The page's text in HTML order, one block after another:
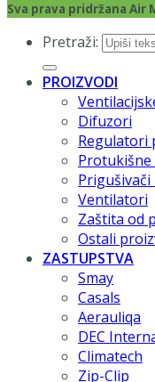
Sva prava pridržana
Pretraži:
PROIZVODI
Difuzori
Regulatori
Protukišne
Prigušivači
Ventilatori
Zaštita od
Ostali
ZASTUPSTVA
Smay
Casals
Aerauliqa
DEC
Climatech
Zip-Clip